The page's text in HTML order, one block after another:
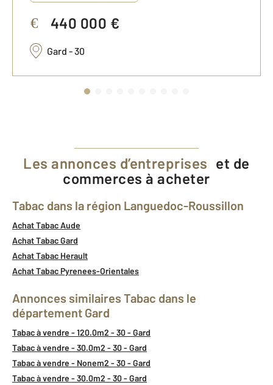
€ 440 000 €
Gard - 30
Les annonces d’entreprises et de
commerces à acheter
Tabac dans la région Languedoc-Roussillon
Achat Tabac Aude
Achat Tabac Gard
Achat Tabac Herault
Achat Tabac Pyrenees-Orientales
Annonces similaires Tabac dans le
département Gard
Tabac à vendre - 120.0m2 - 30 - Gard
Tabac à vendre - 30.0m2 - 30 - Gard
Tabac à vendre - Nonem2 - 30 - Gard
Tabac à vendre - 30.0m2 - 30 - Gard